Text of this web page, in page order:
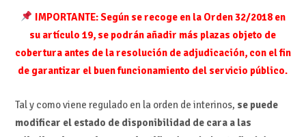
IMPORTANTE: Según se recoge en la Orden 32/2018 en
su artículo 19, se podrán añadir más plazas objeto de
cobertura antes de la resolución de adjudicación, con el fin
de garantizar el buen funcionamiento del servicio público.
Tal y como viene regulado en la orden de interinos, se puede
modificar el estado de disponibilidad de cara a las